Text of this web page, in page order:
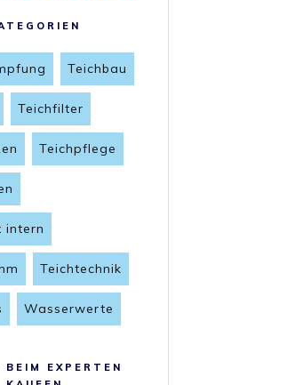
Teichbau
Teichfilter
Teichpflege
intern
Teichtechnik
Wasserwerte
BEIM EXPERTEN